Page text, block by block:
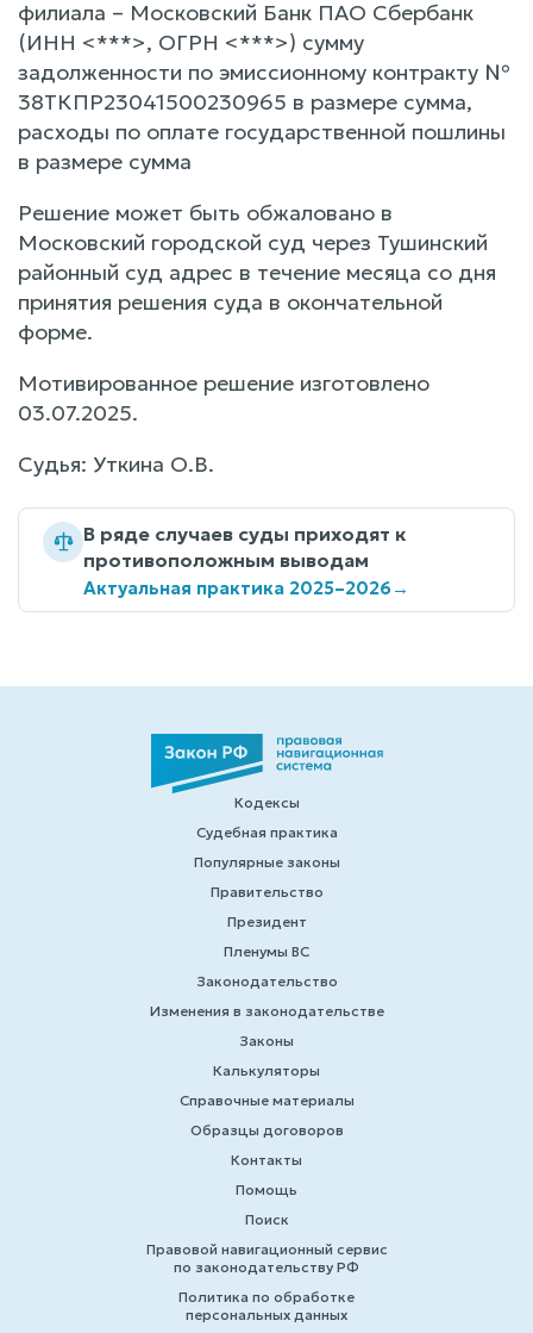
филиала – Московский Банк ПАО Сбербанк
(ИНН <***>, ОГРН <***>) сумму
задолженности по эмиссионному контракту №
38ТКПР23041500230965 в размере сумма,
расходы по оплате государственной пошлины
в размере сумма
Решение может быть обжаловано в
Московский городской суд через Тушинский
районный суд адрес в течение месяца со дня
принятия решения суда в окончательной
форме.
Мотивированное решение изготовлено
03.07.2025.
Судья: Уткина О.В.
В ряде случаев суды приходят к
противоположным выводам
Актуальная практика 2025–2026→
Кодексы
Судебная практика
Популярные законы
Правительство
Президент
Пленумы ВС
Законодательство
Изменения в законодательстве
Законы
Калькуляторы
Справочные материалы
Образцы договоров
Контакты
Помощь
Поиск
Правовой навигационный сервис
по законодательству РФ
Политика по обработке
персональных данных